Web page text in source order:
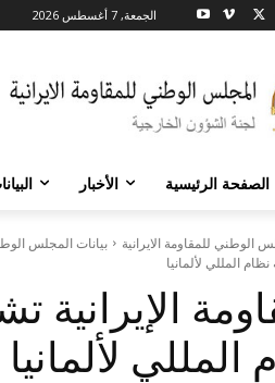
الجمعة, 7 أغسطس 2026
الصفحة الرئيسية الأخبار
الوطني للمقاومة الايرانية بيانات المجلس
المللي لألمانيا
المللي لألمانيا